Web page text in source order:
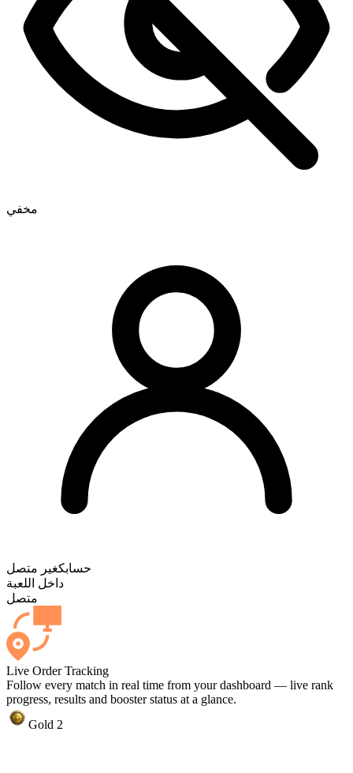
ممتاز! هل يمكنني متابعة التقدم مباشرة؟
مخفي
حسابكغير متصل
داخل اللعبة
متصل
Live Order Tracking
Follow every match in real time from your dashboard — live rank
progress, results and booster status at a glance.
Gold 2